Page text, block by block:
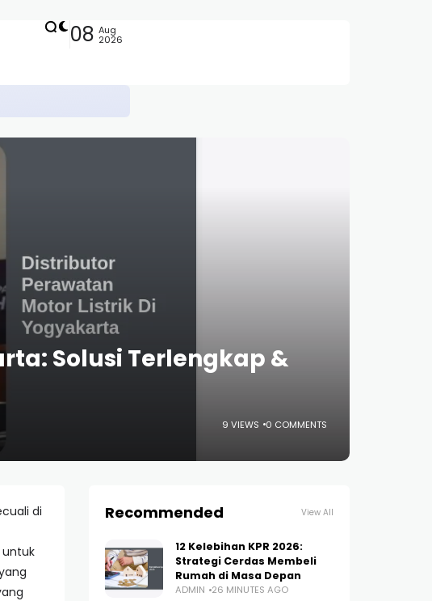
08 Aug
2026
Solusi Terlengkap &
9 VIEWS 0 COMMENTS
di
untuk
Recommended View All
12 Kelebihan KPR 2026:
Strategi Cerdas Membeli
Rumah di Masa Depan
ADMIN 26 MINUTES AGO